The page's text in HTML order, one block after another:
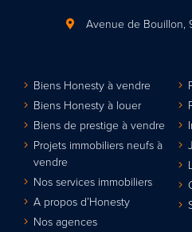
Avenue de Bouillon,
Biens Honesty à vendre
Biens Honesty à louer
Biens de prestige à vendre
Projets immobiliers neufs à
vendre
Nos services immobiliers
A propos d’Honesty
Nos agences